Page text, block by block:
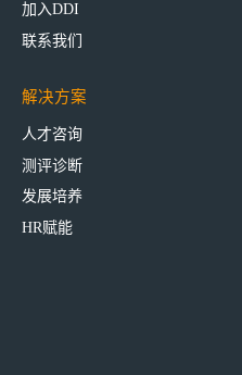
加入DDI
联系我们
解决方案
人才咨询
测评诊断
发展培养
HR赋能